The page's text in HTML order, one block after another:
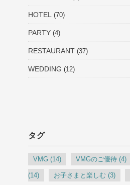
HOTEL (70)
PARTY (4)
RESTAURANT (37)
WEDDING (12)
タグ
VMG (14) VMGのご優待 (4)
(14) お子さまと楽しむ (3)